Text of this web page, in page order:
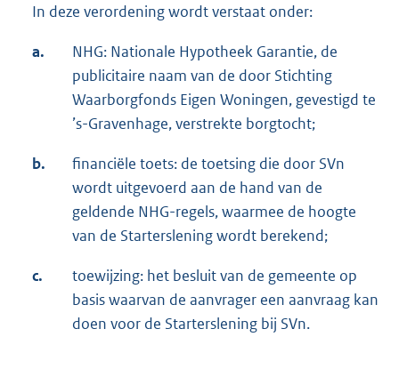
In deze verordening wordt verstaat onder:
a.
NHG: Nationale Hypotheek Garantie, de
publicitaire naam van de door Stichting
Waarborgfonds Eigen Woningen, gevestigd te
’s-Gravenhage, verstrekte borgtocht;
b.
financiële toets: de toetsing die door SVn
wordt uitgevoerd aan de hand van de
geldende NHG-regels, waarmee de hoogte
van de Starterslening wordt berekend;
c.
toewijzing: het besluit van de gemeente op
basis waarvan de aanvrager een aanvraag kan
doen voor de Starterslening bij SVn.